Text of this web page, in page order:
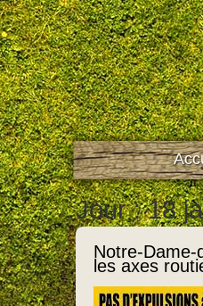
Jour : 18
Notre-Dame-
les axes